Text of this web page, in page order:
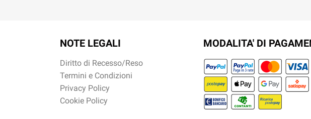
NOTE LEGALI
Diritto di Recesso/Reso
Termini e Condizioni
Privacy Policy
Cookie Policy
MODALITA' DI